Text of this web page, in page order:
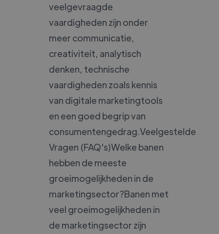
veelgevraagde
vaardigheden zijn onder
meer communicatie,
creativiteit, analytisch
denken, technische
vaardigheden zoals kennis
van digitale marketingtools
en een goed begrip van
consumentengedrag.Veelgestelde
Vragen (FAQ's)Welke banen
hebben de meeste
groeimogelijkheden in de
marketingsector?Banen met
veel groeimogelijkheden in
de marketingsector zijn